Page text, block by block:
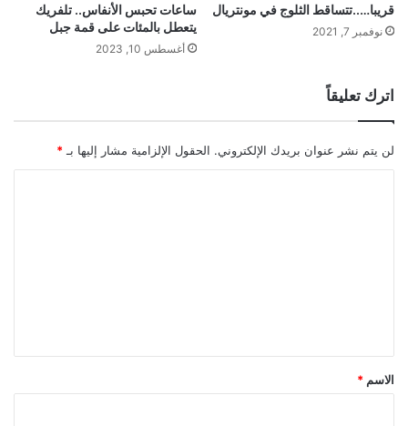
قريبا…..تتساقط الثلوج في مونتريال
نوفمبر 7, 2021
ساعات تحبس الأنفاس.. تلفريك
يتعطل بالمئات على قمة جبل
أغسطس 10, 2023
اترك تعليقاً
لن يتم نشر عنوان بريدك الإلكتروني. الحقول الإلزامية مشار إليها بـ *
*
الاسم *